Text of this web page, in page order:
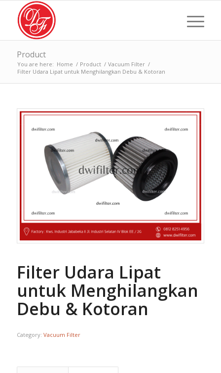
Product
You are here: Home / Product / Vacuum Filter /
Filter Udara Lipat untuk Menghilangkan Debu & Kotoran
Filter Udara Lipat
untuk Menghilangkan
Debu & Kotoran
Category: Vacuum Filter